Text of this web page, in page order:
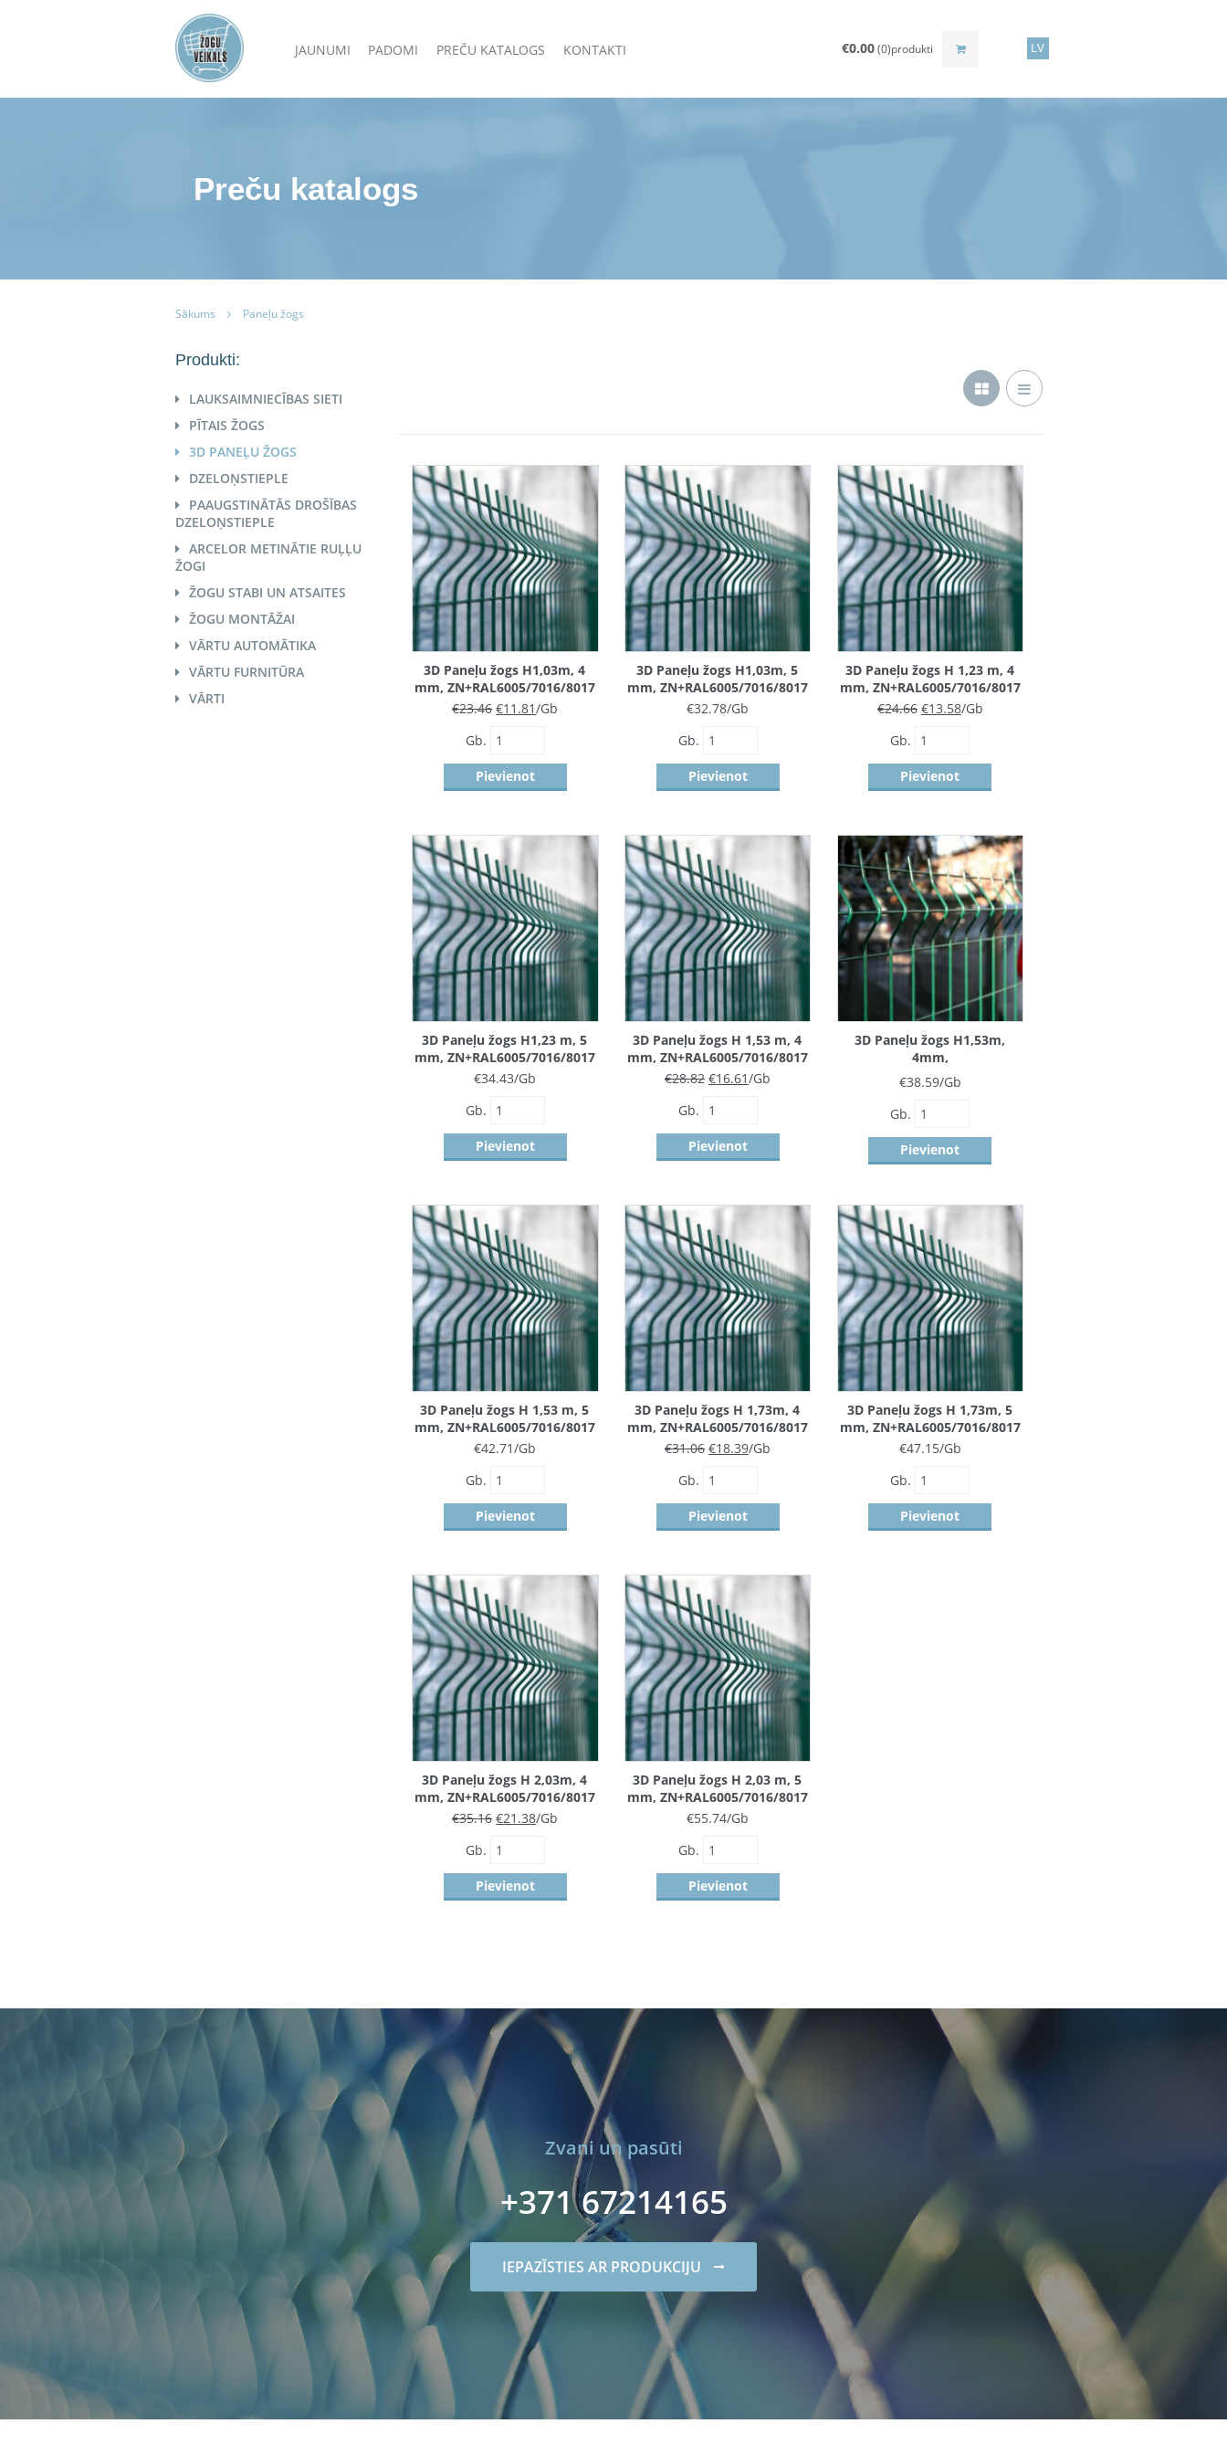
JAUNUMI PADOMI PREČU KATALOGS KONTAKTI €0.00(0)produkti LV
Preču katalogs
Sākums Paneļu žogs
Produkti:
LAUKSAIMNIECĪBAS SIETI
PĪTAIS ŽOGS
3D PANEĻU ŽOGS
DZELOŅSTIEPLE
PAAUGSTINĀTĀS DROŠĪBAS
DZELOŅSTIEPLE
ARCELOR METINĀTIE RUĻĻU
ŽOGI
ŽOGU STABI UN ATSAITES
ŽOGU MONTĀŽAI
VĀRTU AUTOMĀTIKA
VĀRTU FURNITŪRA
VĀRTI
3D Paneļu žogs H1,03m, 4
mm, ZN+RAL6005/7016/8017
€23.46 €11.81/Gb
Gb.
Pievienot
3D Paneļu žogs H1,03m, 5
mm, ZN+RAL6005/7016/8017
€32.78/Gb
Gb.
Pievienot
3D Paneļu žogs H 1,23 m, 4
mm, ZN+RAL6005/7016/8017
€24.66 €13.58/Gb
Gb.
Pievienot
3D Paneļu žogs H1,23 m, 5
mm, ZN+RAL6005/7016/8017
€34.43/Gb
Gb.
Pievienot
3D Paneļu žogs H 1,53 m, 4
mm, ZN+RAL6005/7016/8017
€28.82 €16.61/Gb
Gb.
Pievienot
3D Paneļu žogs H1,53m,
4mm,
ZN+RAL6005/7016/8017
STRONG
€38.59/Gb
Gb.
Pievienot
3D Paneļu žogs H 1,53 m, 5
mm, ZN+RAL6005/7016/8017
€42.71/Gb
Gb.
Pievienot
3D Paneļu žogs H 1,73m, 4
mm, ZN+RAL6005/7016/8017
€31.06 €18.39/Gb
Gb.
Pievienot
3D Paneļu žogs H 1,73m, 5
mm, ZN+RAL6005/7016/8017
€47.15/Gb
Gb.
Pievienot
3D Paneļu žogs H 2,03m, 4
mm, ZN+RAL6005/7016/8017
€35.16 €21.38/Gb
Gb.
Pievienot
3D Paneļu žogs H 2,03 m, 5
mm, ZN+RAL6005/7016/8017
€55.74/Gb
Gb.
Pievienot
Zvani un pasūti
+371 67214165
IEPAZĪSTIES AR PRODUKCIJU